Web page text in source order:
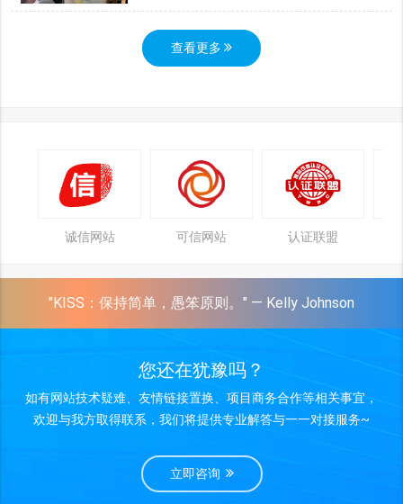
查看更多
诚信网站 可信网站 认证联盟
"KISS：保持简单，愚笨原则。" — Kelly Johnson
您还在犹豫吗？
如有网站技术疑难、友情链接置换、项目商务合作等相关事宜，
欢迎与我方取得联系，我们将提供专业解答与一一对接服务~
立即咨询